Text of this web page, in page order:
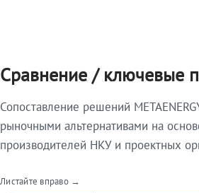
Сравнение / ключевые
Сопоставление решений
рыночными альтернативами на
производителей НКУ и проектных
Листайте вправо →